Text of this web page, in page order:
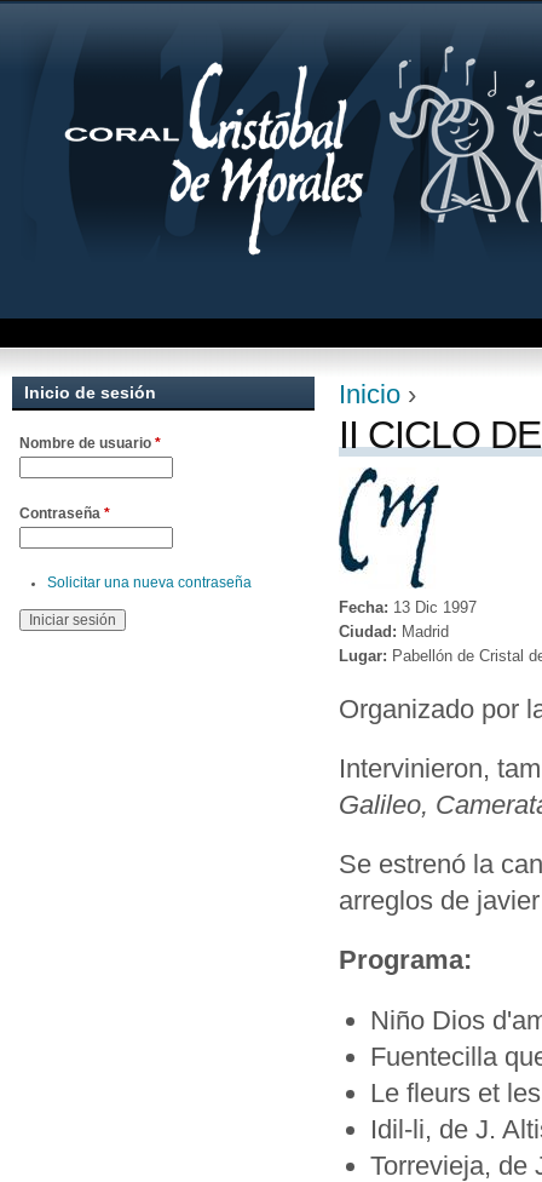
Se encuentra
Inicio ›
II CICLO
Fecha: 13 Dic 1997
Ciudad: Madrid
Lugar: Pabellón de Cristal
Organizado por
Intervinieron,
Galileo,
Se estrenó la
arreglos de
Programa:
Niño Dios
Fuentecilla
Le fleurs et
Idil-li, de J.
Torrevieja, de
Inicio de sesión
Nombre de usuario *
Contraseña *
Solicitar una nueva contraseña